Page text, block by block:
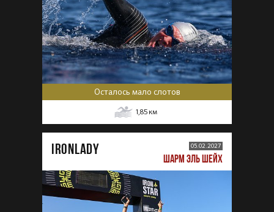
Осталось мало слотов
1,85 км
IRONLADY 05.02.2027
ШАРМ ЭЛЬ ШЕЙХ